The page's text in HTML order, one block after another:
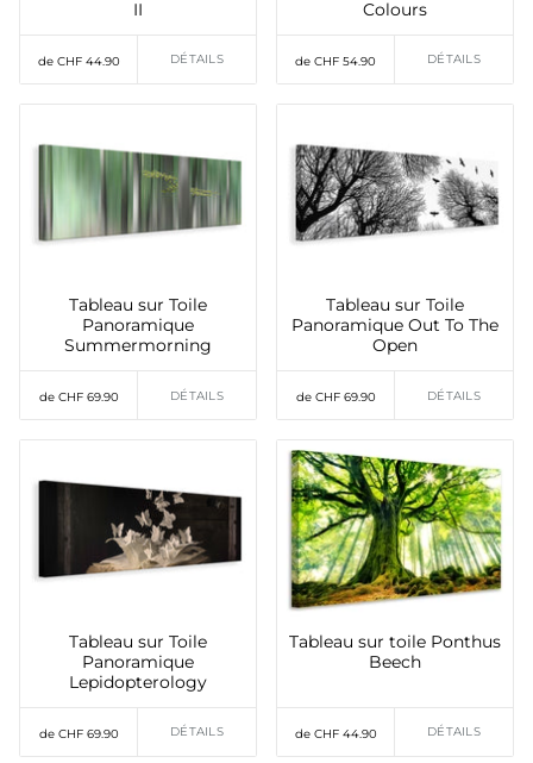
II
de CHF 44.90 DÉTAILS
Colours
de CHF 54.90 DÉTAILS
Tableau sur Toile
Panoramique
Summermorning
de CHF 69.90 DÉTAILS
Tableau sur Toile
Panoramique Out To The
Open
de CHF 69.90 DÉTAILS
Tableau sur Toile
Panoramique
Lepidopterology
de CHF 69.90 DÉTAILS
Tableau sur toile Ponthus
Beech
de CHF 44.90 DÉTAILS